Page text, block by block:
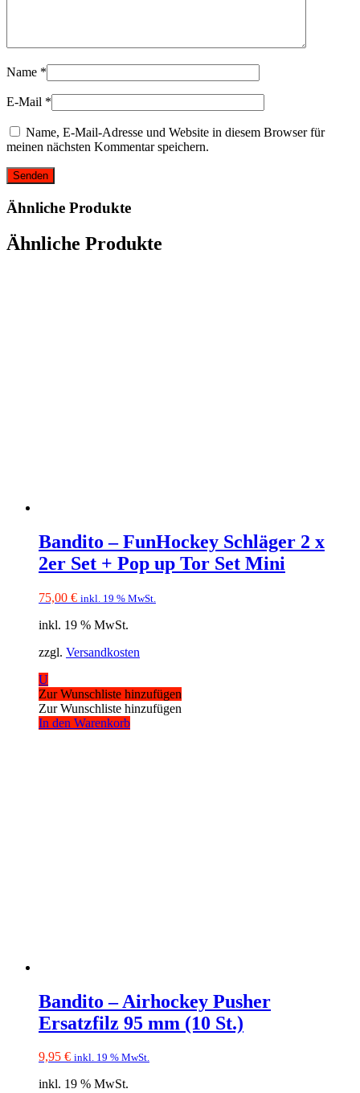
Name *
E-Mail *
Name, E-Mail-Adresse und Website in diesem Browser für
meinen nächsten Kommentar speichern.
Ähnliche Produkte
Ähnliche Produkte
Bandito – FunHockey Schläger 2 x
2er Set + Pop up Tor Set Mini
75,00 € inkl. 19 % MwSt.
inkl. 19 % MwSt.
zzgl. Versandkosten
U
Zur Wunschliste hinzufügen
Zur Wunschliste hinzufügen
In den Warenkorb
Bandito – Airhockey Pusher
Ersatzfilz 95 mm (10 St.)
9,95 € inkl. 19 % MwSt.
inkl. 19 % MwSt.